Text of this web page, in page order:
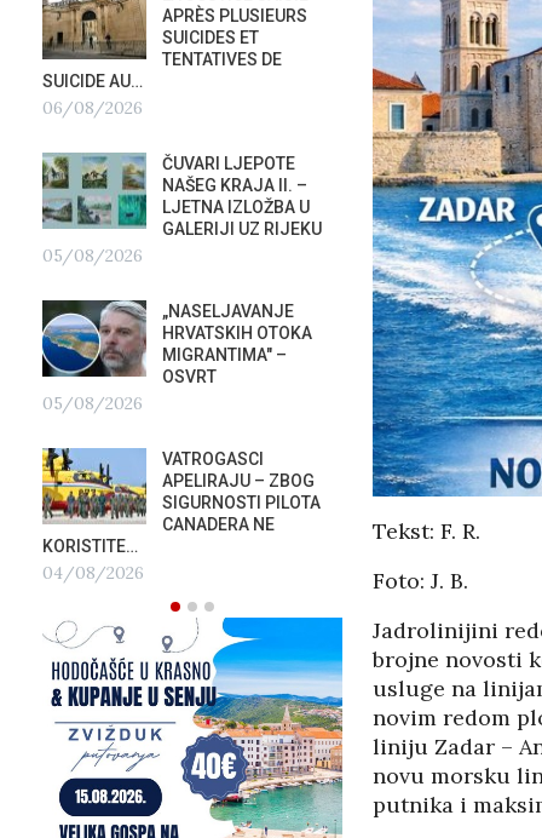
Tekst: F. R.
Foto: J. B.
Jadrolinijini
brojne novosti
usluge na
novim redom
liniju Zadar –
novu morsku
putnika i
APRÈS PLUSIEURS
SUICIDES ET
TENTATIVES DE
SUICIDE AU…
06/08/2026
ČUVARI LJEPOTE
NAŠEG KRAJA II. –
LJETNA IZLOŽBA U
GALERIJI UZ RIJEKU
05/08/2026
„NASELJAVANJE
HRVATSKIH OTOKA
MIGRANTIMA″ –
OSVRT
05/08/2026
VATROGASCI
APELIRAJU – ZBOG
SIGURNOSTI PILOTA
CANADERA NE
KORISTITE…
04/08/2026
FESTIVALA
02/08/2026
SU
U
02/08/2026
02/
01/08/2026